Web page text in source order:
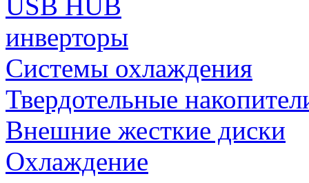
USB HUB
инверторы
Системы охлаждения
Твердотельные
Внешние жесткие диски
Охлаждение